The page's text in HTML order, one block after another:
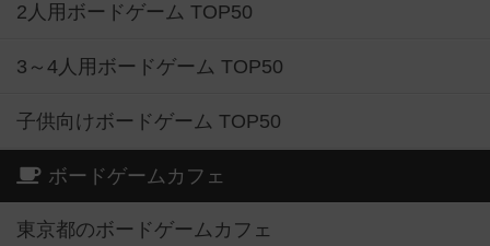
2人用ボードゲーム TOP50
3～4人用ボードゲーム TOP50
子供向けボードゲーム TOP50
ボードゲームカフェ
東京都のボードゲームカフェ